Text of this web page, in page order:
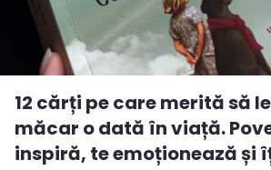
12 cărți pe care merită să
măcar o dată în viață.
inspiră, te emoționează și